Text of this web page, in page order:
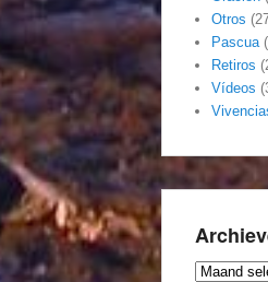
Otros
Pascua
Retiros
Vídeos
Archieven